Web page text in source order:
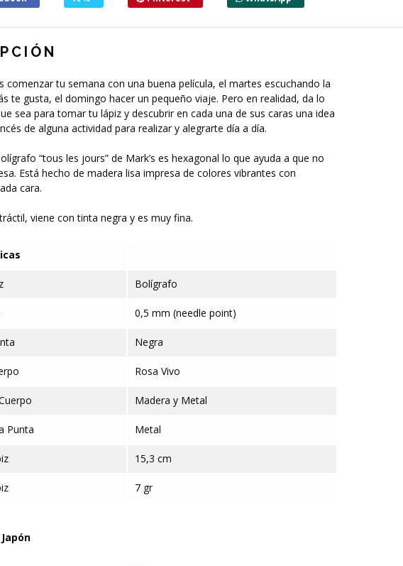
comenzar tu semana con una buena película, el martes escuchando la
te gusta, el domingo hacer un pequeño viaje. Pero en realidad, da lo
sea para tomar tu lápiz y descubrir en cada una de sus caras una idea
de alguna actividad para realizar y alegrarte día a día.
“tous les jours” de Mark’s es hexagonal lo que ayuda a que no
Está hecho de madera lisa impresa de colores vibrantes con
cara.
viene con tinta negra y es muy fina.
Bolígrafo
0,5 mm (needle point)
Negra
Rosa Vivo
Madera y Metal
Punta Metal
15,3 cm
7 gr